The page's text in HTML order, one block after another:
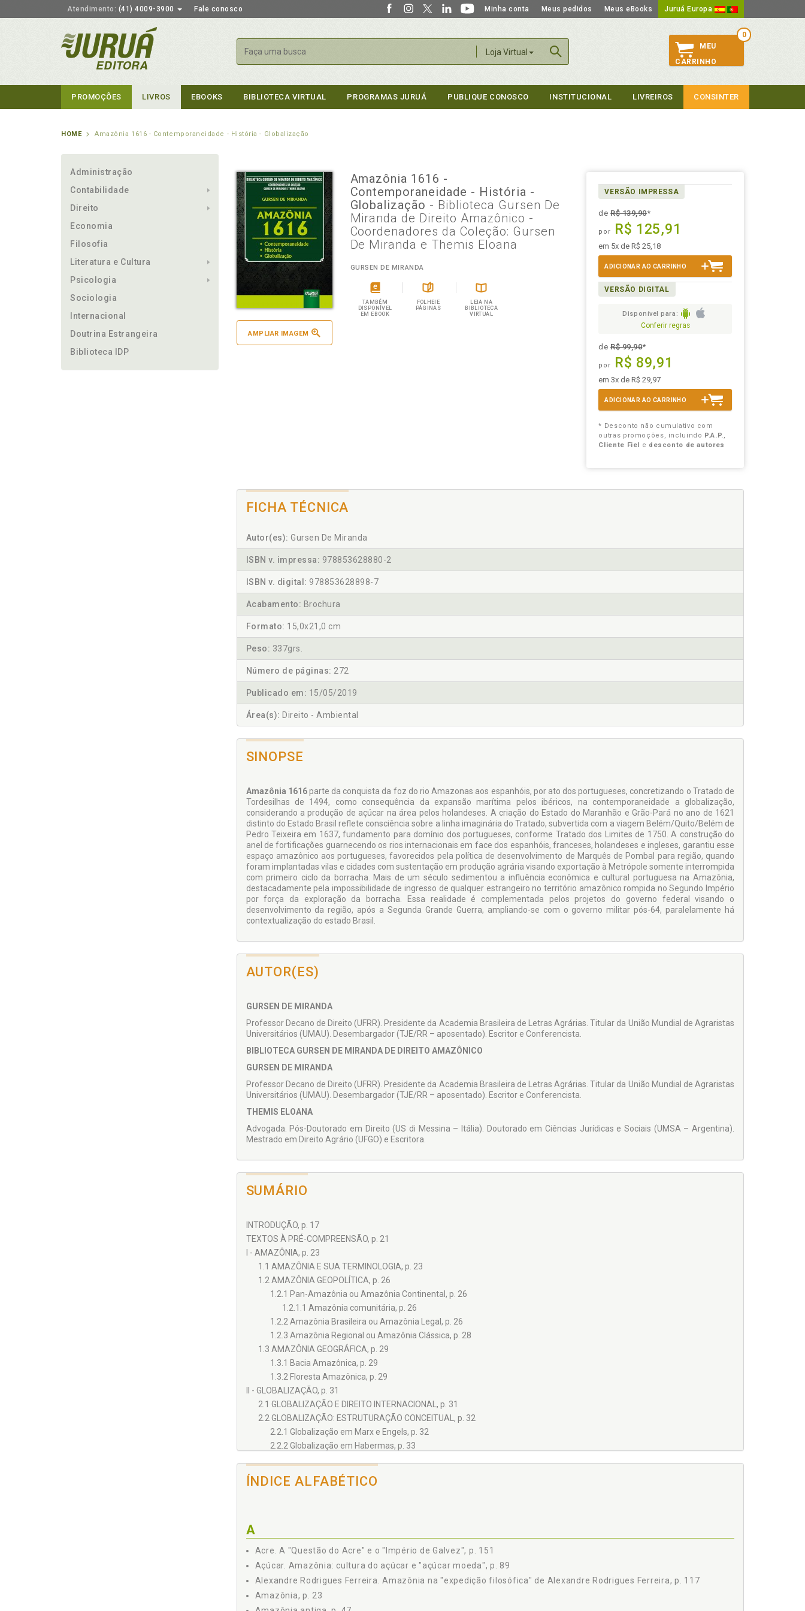
Atendimento: (41) 4009-3900 Fale conosco Minha conta Meus pedidos Meus eBooks Juruá Europa
Loja Virtual
Buscar
0
MEU
CARRINHO
PROMOÇÕES LIVROS EBOOKS BIBLIOTECA VIRTUAL PROGRAMAS JURUÁ PUBLIQUE CONOSCO INSTITUCIONAL LIVREIROS CONSINTER
HOME Amazônia 1616 - Contemporaneidade - História - Globalização
Administração
Contabilidade
Direito
Economia
Filosofia
Literatura e Cultura
Psicologia
Sociologia
Internacional
Doutrina Estrangeira
Biblioteca IDP
AMPLIAR IMAGEM
Amazônia 1616 -
Contemporaneidade - História -
Globalização - Biblioteca Gursen De
Miranda de Direito Amazônico -
Coordenadores da Coleção: Gursen
De Miranda e Themis Eloana
GURSEN DE MIRANDA
TAMBÉM
DISPONÍVEL
EM EBOOK
FOLHEIE
PÁGINAS
LEIA NA
BIBLIOTECA
VIRTUAL
VERSÃO IMPRESSA
deR$ 139,90*
por R$ 125,91
em 5x de R$ 25,18
ADICIONAR AO CARRINHO
VERSÃO DIGITAL
Disponível para:
Conferir regras
deR$ 99,90*
por R$ 89,91
em 3x de R$ 29,97
ADICIONAR AO CARRINHO
* Desconto não cumulativo com
outras promoções, incluindo P.A.P.,
Cliente Fiel
e desconto de autores
FICHA TÉCNICA
Autor(es): Gursen De Miranda
ISBN v. impressa: 978853628880-2
ISBN v. digital: 978853628898-7
Acabamento: Brochura
Formato: 15,0x21,0 cm
Peso: 337grs.
Número de páginas: 272
Publicado em: 15/05/2019
Área(s): Direito - Ambiental
SINOPSE
Amazônia 1616parte da conquista da foz do rio Amazonas aos espanhóis, por ato dos portugueses, concretizando o Tratado de
Tordesilhas de 1494, como consequência da expansão marítima pelos ibéricos, na contemporaneidade a globalização,
considerando a produção de açúcar na área pelos holandeses. A criação do Estado do Maranhão e Grão-Pará no ano de 1621
distinto do Estado Brasil reflete consciência sobre a linha imaginária do Tratado, subvertida com a viagem Belém/Quito/Belém de
Pedro Teixeira em 1637, fundamento para domínio dos portugueses, conforme Tratado dos Limites de 1750. A construção do
anel de fortificações guarnecendo os rios internacionais em face dos espanhóis, franceses, holandeses e ingleses, garantiu esse
espaço amazônico aos portugueses, favorecidos pela política de desenvolvimento de Marquês de Pombal para região, quando
foram implantadas vilas e cidades com sustentação em produção agrária visando expor­tação à Metrópole somente interrompida
com primeiro ciclo da borracha. Mais de um século sedimentou a influência econômica e cultural portuguesa na Amazônia,
destacadamente pela im­possibilidade de ingresso de qualquer estrangeiro no território amazônico rompida no Segundo Império
por força da exploração da borracha. Essa realidade é complementada pelos projetos do governo federal visando o
desenvolvimento da região, após a Segunda Grande Guerra, ampliando-se com o governo militar pós-64, paralelamente há
contextualização do estado Brasil.
AUTOR(ES)
GURSEN DE MIRANDA
Professor Decano de Direito (UFRR). Presidente da Academia Brasileira de Letras Agrárias. Titular da União Mundial de Agraristas
Universitários (UMAU). Desembargador (TJE/RR – aposentado). Escritor e Conferencista.
BIBLIOTECA GURSEN DE MIRANDA DE DIREITO AMAZÔNICO
GURSEN DE MIRANDA
Professor Decano de Direito (UFRR). Presidente da Academia Brasileira de Letras Agrárias. Titular da União Mundial de Agraristas
Universitários (UMAU). Desembargador (TJE/RR – aposentado). Escritor e Conferencista.
THEMIS ELOANA
Advogada. Pós-Doutorado em Direito (US di Messina – Itália). Doutorado em Ciências Jurídicas e Sociais (UMSA – Argentina).
Mestrado em Direito Agrário (UFGO) e Escritora.
SUMÁRIO
INTRODUÇÃO, p. 17
TEXTOS À PRÉ-COMPREENSÃO, p. 21
I - AMAZÔNIA, p. 23
1.1 AMAZÔNIA E SUA TERMINOLOGIA, p. 23
1.2 AMAZÔNIA GEOPOLÍTICA, p. 26
1.2.1 Pan-Amazônia ou Amazônia Continental, p. 26
1.2.1.1 Amazônia comunitária, p. 26
1.2.2 Amazônia Brasileira ou Amazônia Legal, p. 26
1.2.3 Amazônia Regional ou Amazônia Clássica, p. 28
1.3 AMAZÔNIA GEOGRÁFICA, p. 29
1.3.1 Bacia Amazônica, p. 29
1.3.2 Floresta Amazônica, p. 29
II - GLOBALIZAÇÃO, p. 31
2.1 GLOBALIZAÇÃO E DIREITO INTERNACIONAL, p. 31
2.2 GLOBALIZAÇÃO: ESTRUTURAÇÃO CONCEITUAL, p. 32
2.2.1 Globalização em Marx e Engels, p. 32
2.2.2 Globalização em Habermas, p. 33
2.3.1 Globalização na Antiguidade, p. 34
2.3.2 Globalização Intermediária, p. 34
2.4.1.2 Globalização e outros fenômenos, p. 36
2.4.2 Globalização Pluridimensional, p. 37
2.4.2.1 Globalização no plano espacial, p. 37
2.4.2.2 Globalização no plano estatal, p. 37
ÍNDICE ALFABÉTICO
A
Acre. A "Questão do Acre" e o "Império de Galvez", p. 151
Açúcar. Amazônia: cultura do açúcar e "açúcar moeda", p. 89
Alexandre Rodrigues Ferreira. Amazônia na "expedição filosófica" de Alexandre Rodrigues Ferreira, p. 117
Amazônia, p. 23